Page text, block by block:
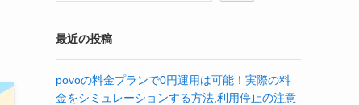
最近の投稿
povoの料金プランで0円運用は可能！実際の料
金をシミュレーションする方法,利用停止の注意